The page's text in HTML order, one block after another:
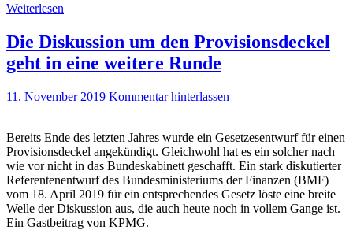
Weiterlesen
Die Diskussion um den Provisionsdeckel
geht in eine weitere Runde
11. November 2019 Kommentar hinterlassen
Bereits Ende des letzten Jahres wurde ein Gesetzesentwurf für einen
Provisionsdeckel angekündigt. Gleichwohl hat es ein solcher nach
wie vor nicht in das Bundeskabinett geschafft. Ein stark diskutierter
Referentenentwurf des Bundesministeriums der Finanzen (BMF)
vom 18. April 2019 für ein entsprechendes Gesetz löste eine breite
Welle der Diskussion aus, die auch heute noch in vollem Gange ist.
Ein Gastbeitrag von KPMG.